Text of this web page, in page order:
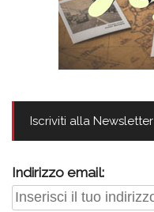
Iscriviti alla Newsletter
Indirizzo email: